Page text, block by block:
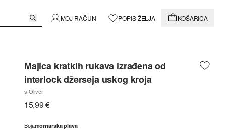
MOJ RAČUN POPIS ŽELJA KOŠARICA
Majica kratkih rukava izrađena od
interlock džerseja uskog kroja
s.Oliver
15,99 €
Bojamornarska plava